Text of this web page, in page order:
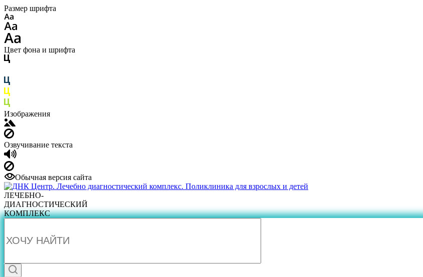
Размер шрифта
Цвет фона и шрифта
Изображения
Озвучивание текста
Обычная версия сайта
ЛЕЧЕБНО-
ДИАГНОСТИЧЕСКИЙ
КОМПЛЕКС